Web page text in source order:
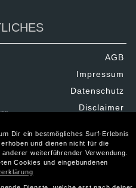
AGB
Impressum
Datenschutz
Disclaimer
Dir ein bestmögliches Surf-Erlebnis
und dienen nicht für die
weiterführender Verwendung.
Cookies und eingebundenen